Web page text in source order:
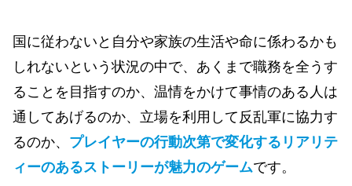
国に従わないと自分や家族の生活や命に係わるかも
しれないという状況の中で、あくまで職務を全うす
ることを目指すのか、温情をかけて事情のある人は
通してあげるのか、立場を利用して反乱軍に協力す
るのか、 プレイヤーの行動次第で変化するリアリテ
ィーのあるストーリーが魅力のゲームです。